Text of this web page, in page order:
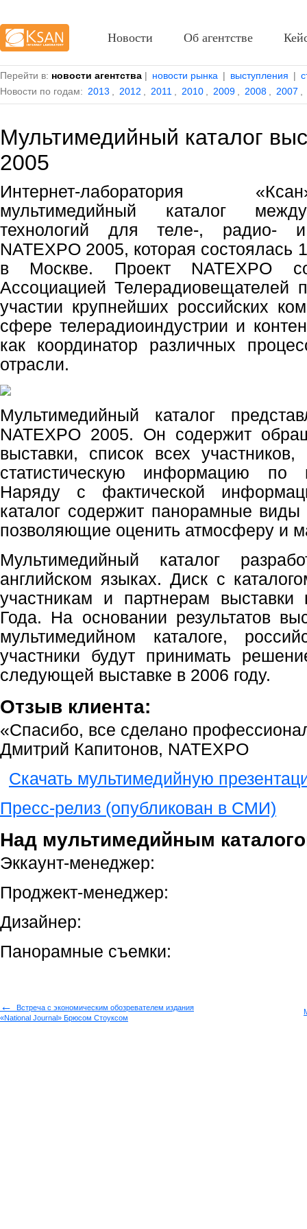
Перейти в: новости агентства | новости рынка | выступления |
Новости по годам: 2013 2012 2011 2010 2009 2008 2007
Мультимедийный каталог
2005
Интернет-лаборатория
мультимедийный каталог
технологий для теле-, радио-
NATEXPO 2005, которая состоялась
в Москве. Проект NATEXPO
Ассоциацией Телерадиовещателей
участии крупнейших российских
сфере телерадиоиндустрии и
как координатор различных
отрасли.
Мультимедийный каталог
NATEXPO 2005. Он содержит
выставки, список всех
статистическую информацию по
Наряду с фактической
каталог содержит панорамные
позволяющие оценить атмосферу и
Мультимедийный каталог
английском языках. Диск с
участникам и партнерам выставки
Года. На основании результатов
мультимедийном каталоге,
участники будут принимать
следующей выставке в 2006 году.
Отзыв клиента:
«Спасибо, все сделано
Дмитрий Капитонов, NATEXPO
Скачать мультимедийную
Пресс-релиз (опубликован в СМИ)
Над мультимедийным
Эккаунт-менеджер:
Проджект-менеджер:
Дизайнер:
Панорамные съемки:
←
Встреча с экономическим обозревателем издания
«National Journal» Брюсом Стоуксом
Новости Об агентстве